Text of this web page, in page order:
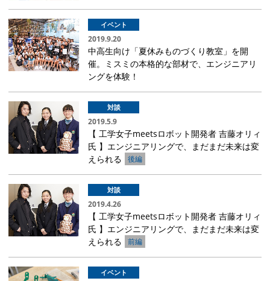
イベント
2019.9.20
中高生向け「夏休みものづくり教室」を開
催。ミスミの本格的な部材で、エンジニアリ
ングを体験！
対談
2019.5.9
【 工学女子meetsロボット開発者 吉藤オリィ
氏 】エンジニアリングで、まだまだ未来は変
えられる
後編
対談
2019.4.26
【 工学女子meetsロボット開発者 吉藤オリィ
氏 】エンジニアリングで、まだまだ未来は変
えられる
前編
イベント